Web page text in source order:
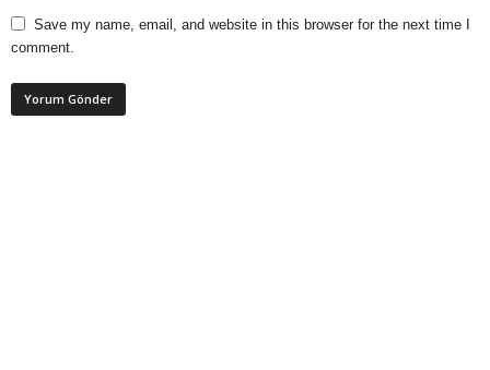
Save my name, email, and website in this browser for the next time I
comment.